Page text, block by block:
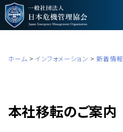
ホーム > インフォメーション > 新着情報
本社移転のご案内